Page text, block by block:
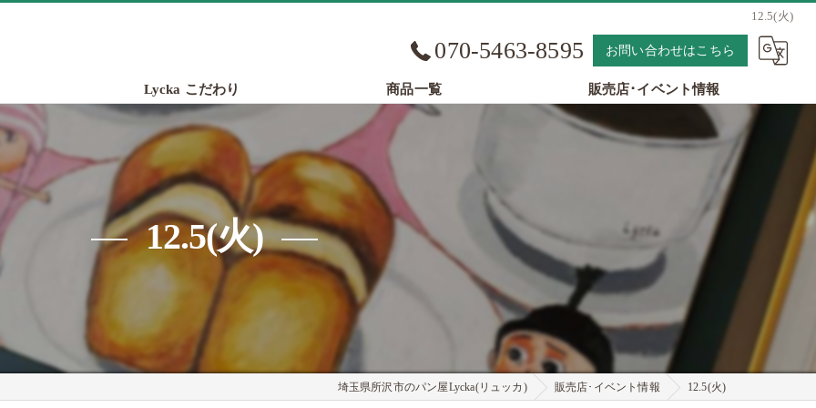
12.5(火)
070-5463-8595 お問い合わせはこちら
Lycka こだわり 商品一覧 販売店･イベント情報
12.5(火)
埼玉県所沢市のパン屋Lycka(リュッカ) 販売店･イベント情報 12.5(火)